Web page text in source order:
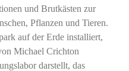
und Brutkästen zur
Pflanzen und Tieren.
auf der Erde installiert,
Michael Crichton
darstellt, das